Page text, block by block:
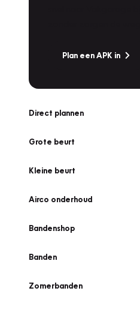
Plan een APK in
Direct plannen
Grote beurt
Kleine beurt
Airco onderhoud
Bandenshop
Banden
Zomerbanden